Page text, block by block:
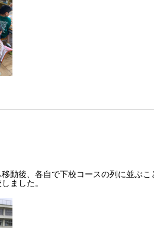
動後、各自で下校コースの列に並ぶ
ました。